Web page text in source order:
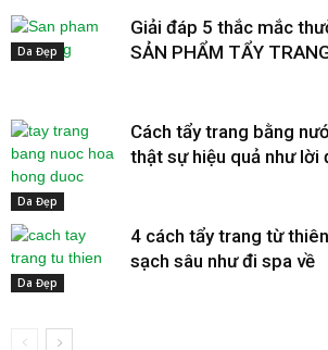
Da Đẹp
Giải đáp 5 thắc mắc
SẢN PHẨM TẨY
Da Đẹp
Cách tẩy trang bằng
thật sự hiệu quả như lời
Da Đẹp
4 cách tẩy trang từ
sạch sâu như đi spa về